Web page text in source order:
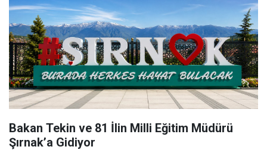
Bakan Tekin ve 81 İlin Milli Eğitim Müdürü
Şırnak’a Gidiyor